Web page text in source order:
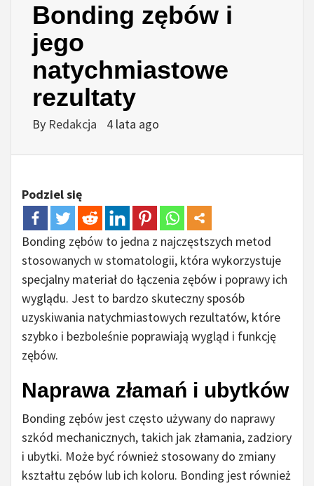
Bonding zębów i
jego
natychmiastowe
rezultaty
By Redakcja 4 lata ago
Podziel się
Bonding zębów to jedna z najczęstszych metod
stosowanych w stomatologii, która wykorzystuje
specjalny materiał do łączenia zębów i poprawy ich
wyglądu. Jest to bardzo skuteczny sposób
uzyskiwania natychmiastowych rezultatów, które
szybko i bezboleśnie poprawiają wygląd i funkcję
zębów.
Naprawa złamań i ubytków
Bonding zębów jest często używany do naprawy
szkód mechanicznych, takich jak złamania, zadziory
i ubytki. Może być również stosowany do zmiany
kształtu zębów lub ich koloru. Bonding jest również